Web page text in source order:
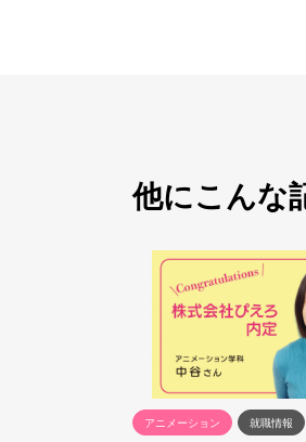
他にこんな
アニメーション 就職情報